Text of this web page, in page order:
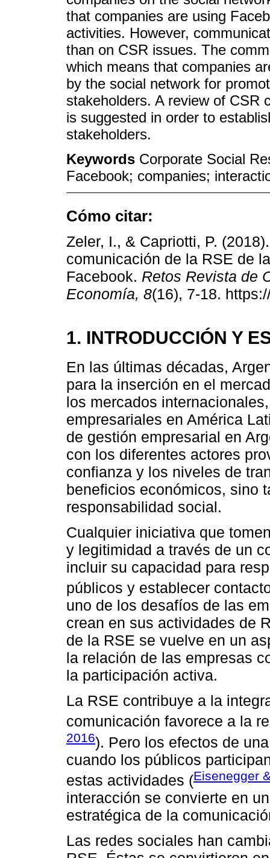
that companies are using
activities. However,
than on CSR issues. The
which means that companies
by the social network for
stakeholders. A review of CSR
is suggested in order to
stakeholders.
Keywords Corporate Social
Facebook; companies;
Cómo citar:
Zeler, I., & Capriotti, P.
comunicación de la RSE de
Facebook. Retos Revista de
Economía, 8(16), 7-18.
1. INTRODUCCIÓN Y
En las últimas décadas,
para la inserción en el
los mercados
empresariales en América
de gestión empresarial en
con los diferentes actores
confianza y los niveles de
beneficios económicos, sino
responsabilidad social.
Cualquier iniciativa que
y legitimidad a través de un
incluir su capacidad para
públicos y establecer
uno de los desafíos de las
crean en sus actividades de
de la RSE se vuelve en un
la relación de las empresas
la participación activa.
La RSE contribuye a la
comunicación favorece a la
2016). Pero los efectos de
cuando los públicos
estas actividades (Eisenegger
interacción se convierte en
estratégica de la
Las redes sociales han